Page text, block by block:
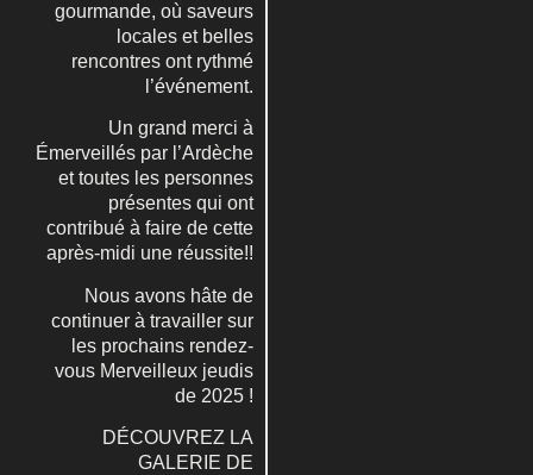
gourmande, où saveurs
locales et belles
rencontres ont rythmé
l’événement.
Un grand merci à
Émerveillés par l’Ardèche
et toutes les personnes
présentes qui ont
contribué à faire de cette
après-midi une réussite!!
Nous avons hâte de
continuer à travailler sur
les prochains rendez-
vous Merveilleux jeudis
de 2025 !
DÉCOUVREZ LA
GALERIE DE